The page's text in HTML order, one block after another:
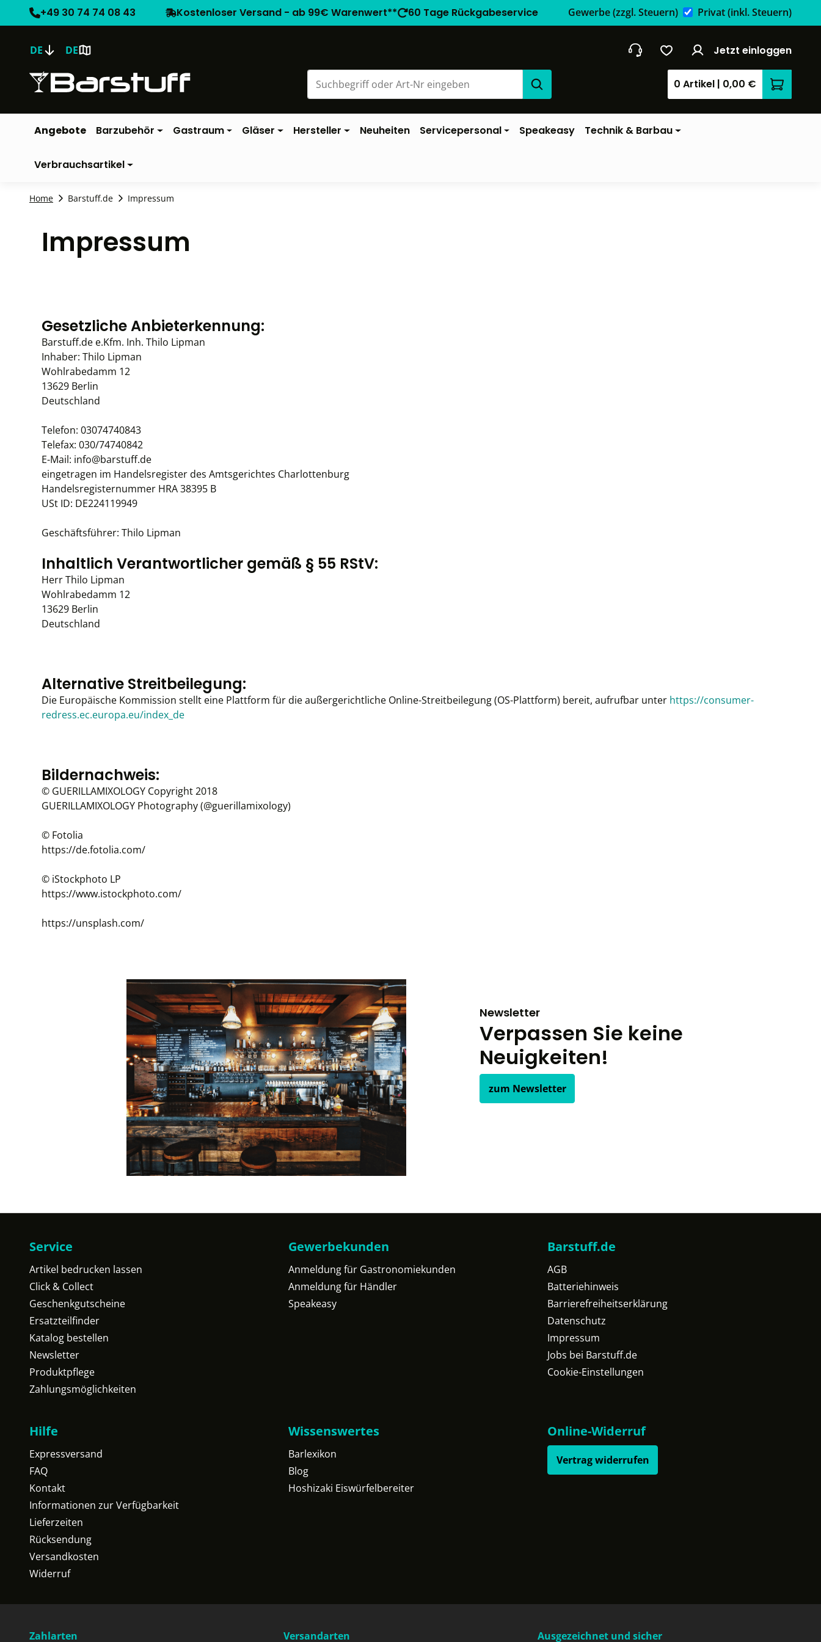
+49 30 74 74 08 43 Kostenloser Versand - ab 99€ Warenwert** 60 Tage Rückgabeservice Gewerbe(zzgl. Steuern) Privat(inkl. Steuern)
DE DE Jetzt einloggen
0 Artikel | 0,00 €
Angebote Barzubehör Gastraum Gläser Hersteller Neuheiten Servicepersonal Speakeasy Technik & Barbau
Verbrauchsartikel
Home Barstuff.de Impressum
Impressum
Gesetzliche Anbieterkennung:
Barstuff.de e.Kfm. Inh. Thilo Lipman
Inhaber: Thilo Lipman
Wohlrabedamm 12
13629 Berlin
Deutschland
Telefon: 03074740843
Telefax: 030/74740842
E-Mail: info@barstuff.de
eingetragen im Handelsregister des Amtsgerichtes Charlottenburg
Handelsregisternummer HRA 38395 B
USt ID: DE224119949
Geschäftsführer: Thilo Lipman
Inhaltlich Verantwortlicher gemäß § 55 RStV:
Herr Thilo Lipman
Wohlrabedamm 12
13629 Berlin
Deutschland
Alternative Streitbeilegung:
Die Europäische Kommission stellt eine Plattform für die außergerichtliche Online-Streitbeilegung (OS-Plattform) bereit, aufrufbar unter https://consumer-
redress.ec.europa.eu/index_de
Bildernachweis:
© GUERILLAMIXOLOGY Copyright 2018
GUERILLAMIXOLOGY Photography (@guerillamixology)
© Fotolia
https://de.fotolia.com/
© iStockphoto LP
https://www.istockphoto.com/
https://unsplash.com/
Newsletter
Verpassen Sie keine
Neuigkeiten!
zum Newsletter
Service
Artikel bedrucken lassen
Click & Collect
Geschenkgutscheine
Ersatzteilfinder
Katalog bestellen
Newsletter
Produktpflege
Zahlungsmöglichkeiten
Gewerbekunden
Anmeldung für Gastronomiekunden
Anmeldung für Händler
Speakeasy
Barstuff.de
AGB
Batteriehinweis
Barrierefreiheitserklärung
Datenschutz
Impressum
Jobs bei Barstuff.de
Cookie-Einstellungen
Hilfe
Expressversand
FAQ
Kontakt
Informationen zur Verfügbarkeit
Lieferzeiten
Rücksendung
Versandkosten
Widerruf
Wissenswertes
Barlexikon
Blog
Hoshizaki Eiswürfelbereiter
Online-Widerruf
Vertrag widerrufen
Zahlarten Versandarten Ausgezeichnet und sicher